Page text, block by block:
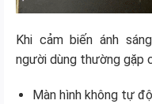
Khi cảm biến ánh
người dùng thường gặp
Màn hình không tự